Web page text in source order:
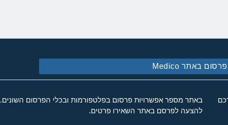
פרסום באתר Medico
באתר מספר אפשרויות פרסום בפלטפורמות ובכלי הפרסום השונים.
להצעה לפרסם באתר השאירו פרטים.